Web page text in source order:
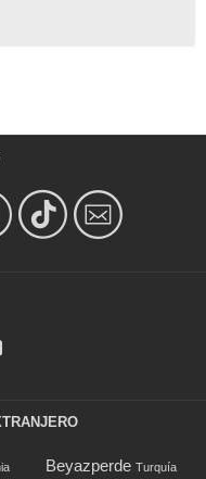
Beyazperde Turquía